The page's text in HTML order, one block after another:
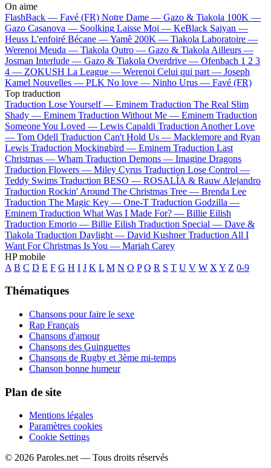
On aime
FlashBack — Favé (FR) Notre Dame — Gazo & Tiakola 100K —
Gazo Casanova — Soolking Laisse Moi — KeBlack Saiyan —
Heuss L'enfoiré Bécane —Yamê 200K — Tiakola Laboratoire —
Werenoi Meuda — Tiakola Outro — Gazo & Tiakola Ailleurs —
Josman Interlude — Gazo & Tiakola Overdrive — Ofenbach 1 2 3
4 — ZOKUSH La League — Werenoi Celui qui part — Joseph
Kamel Nouvelles — PLK No love — Ninho Urus — Favé (FR)
Top traduction
Traduction Lose Yourself — Eminem Traduction The Real Slim
Shady — Eminem Traduction Without Me — Eminem Traduction
Someone You Loved — Lewis Capaldi Traduction Another Love
— Tom Odell Traduction Can't Hold Us — Macklemore and Ryan
Lewis Traduction Mockingbird — Eminem Traduction Last
Christmas — Wham Traduction Demons — Imagine Dragons
Traduction Flowers — Miley Cyrus Traduction Lose Control —
Teddy Swims Traduction BESO — ROSALÍA & Rauw Alejandro
Traduction Rockin' Around The Christmas Tree — Brenda Lee
Traduction The Magic Key — One-T Traduction Godzilla —
Eminem Traduction What Was I Made For? — Billie Eilish
Traduction Emorio — Billie Eilish Traduction Special — Dave &
Tiakola Traduction Daylight — David Kushner Traduction All I
Want For Christmas Is You — Mariah Carey
HP mobile
A B C D E F G H I J K L M N O P Q R S T U V W X Y Z 0-9
Thématiques
Chansons pour faire le sexe
Rap Français
Chansons d'amour
Chansons des Guinguettes
Chansons de Rugby et 3ème mi-temps
Chanson bonne humeur
Plan de site
Mentions légales
Paramètres cookies
Cookie Settings
© 2026 Paroles.net — Tous droits réservés